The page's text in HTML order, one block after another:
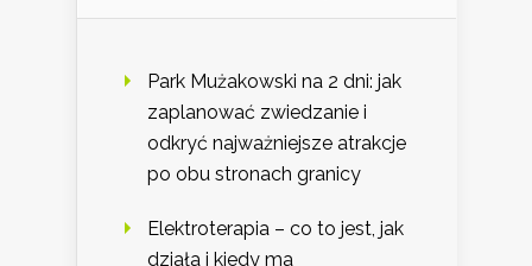
Park Mużakowski na 2 dni: jak
zaplanować zwiedzanie i
odkryć najważniejsze atrakcje
po obu stronach granicy
Elektroterapia – co to jest, jak
działa i kiedy ma